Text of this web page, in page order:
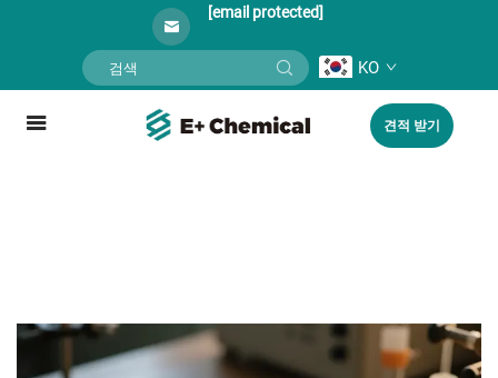
[email protected]
KO
견적 받기